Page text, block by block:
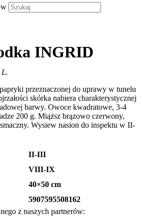
INGRID
przeznaczonej do uprawy w tunelu
skórka nabiera charakterystycznej
barwy. Owoce kwadratowe, 3-4
200 g. Miąższ brązowo czerwony,
Wysiew nasion do inspektu w II-
II-III
VIII-IX
40×50 cm
5907595508162
z naszych partnerów: